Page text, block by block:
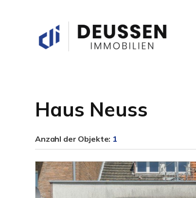
Haus Neuss
Anzahl der Objekte: 1